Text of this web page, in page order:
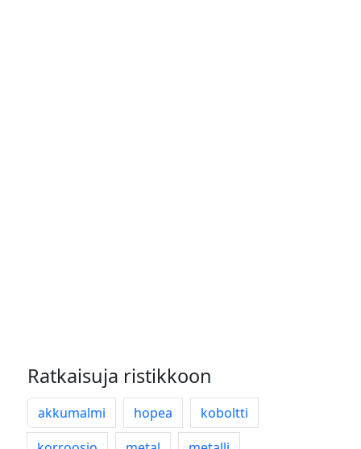
Ratkaisuja ristikkoon
akkumalmi hopea
koboltti